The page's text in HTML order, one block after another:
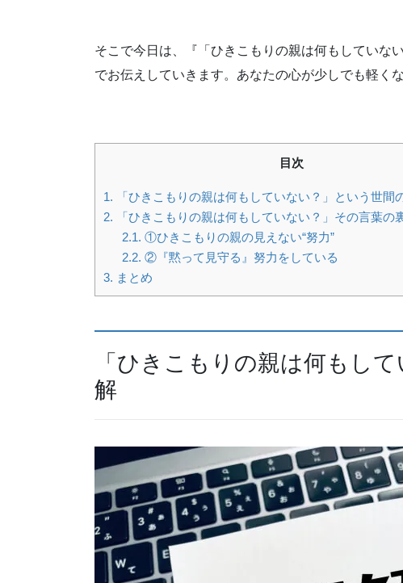
そこで今日は、『「ひきこもりの親は何もしていな
でお伝えしていきます。あなたの心が少しでも軽く
目次
1. 「ひきこもりの親は何もしていない？」という世間
2. 「ひきこもりの親は何もしていない？」その言葉の
2.1. ①ひきこもりの親の見えない“努力”
2.2. ②『黙って見守る』努力をしている
3. まとめ
「ひきこもりの親は何もし
解